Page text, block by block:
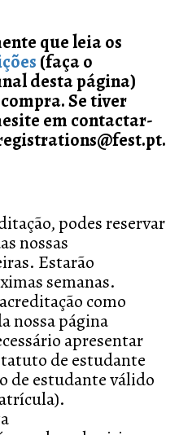
que leia os
(faça o
desta página)
Se tiver
em contactar-
podes reservar
nossas
Estarão
semanas.
como
nossa página
apresentar
de estudante
de estudante válido